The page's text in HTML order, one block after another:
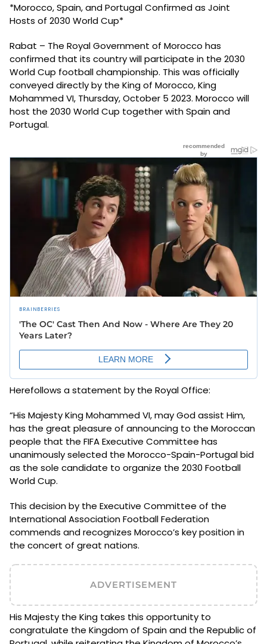
*Morocco, Spain, and Portugal Confirmed as Joint
Hosts of 2030 World Cup*
Rabat – The Royal Government of Morocco has
confirmed that its country will participate in the 2030
World Cup football championship. This was officially
conveyed directly by the King of Morocco, King
Mohammed VI, Thursday, October 5 2023. Morocco will
host the 2030 World Cup together with Spain and
Portugal.
Herefollows a statement by the Royal Office:
“His Majesty King Mohammed VI, may God assist Him,
has the great pleasure of announcing to the Moroccan
people that the FIFA Executive Committee has
unanimously selected the Morocco-Spain-Portugal bid
as the sole candidate to organize the 2030 Football
World Cup.
This decision by the Executive Committee of the
International Association Football Federation
commends and recognizes Morocco’s key position in
the concert of great nations.
ADVERTISEMENT
His Majesty the King takes this opportunity to
congratulate the Kingdom of Spain and the Republic of